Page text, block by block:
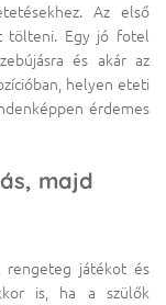
Az első
tölteni. Egy jó fotel
és akár az
helyen eteti
érdemes
majd
rengeteg játékot és
is, ha a szülők